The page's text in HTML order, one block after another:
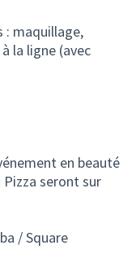
: maquillage,
la ligne (avec
en beauté
seront sur
/ Square